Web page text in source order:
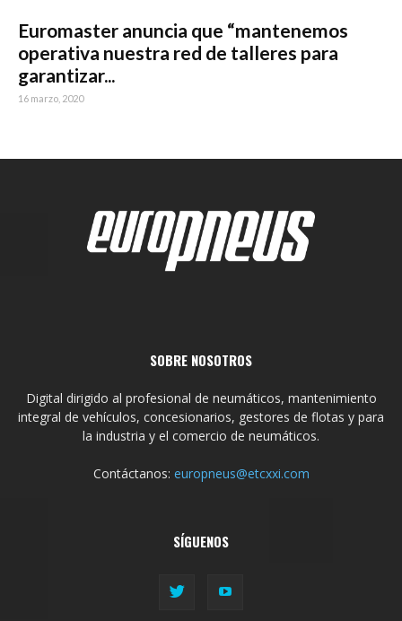
Euromaster anuncia que “mantenemos
operativa nuestra red de talleres para
garantizar...
16 marzo, 2020
SOBRE NOSOTROS
Digital dirigido al profesional de neumáticos, mantenimiento
integral de vehículos, concesionarios, gestores de flotas y para
la industria y el comercio de neumáticos.
Contáctanos: europneus@etcxxi.com
SÍGUENOS